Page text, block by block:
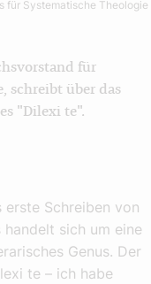
für Systematische Theologie
für
schreibt über das
"Dilexi te".
Schreiben von
sich um eine
Genus. Der
te – ich habe